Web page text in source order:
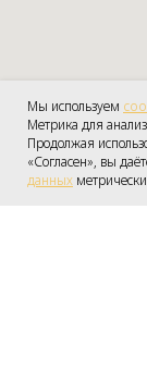
Мы используем
Метрика для
Продолжая
«Согласен», вы
данных